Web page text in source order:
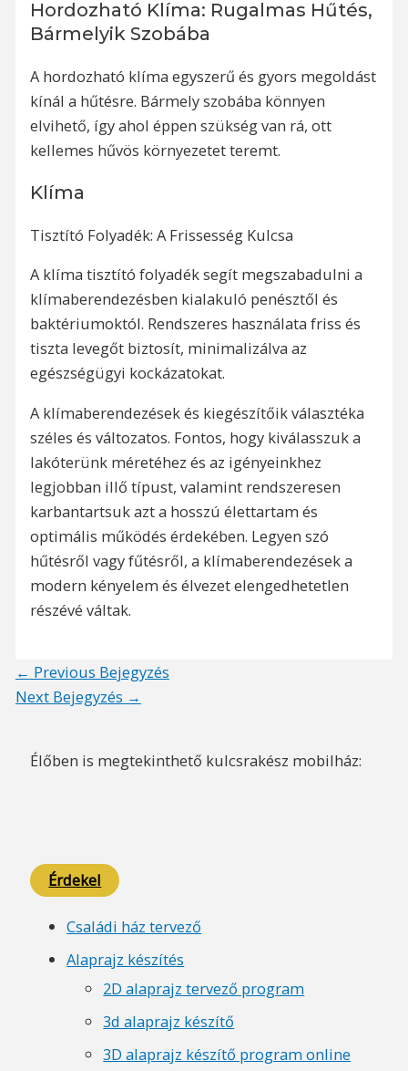
Hordozható Klíma: Rugalmas Hűtés,
Bármelyik Szobába
A hordozható klíma egyszerű és gyors megoldást
kínál a hűtésre. Bármely szobába könnyen
elvihető, így ahol éppen szükség van rá, ott
kellemes hűvös környezetet teremt.
Klíma
Tisztító Folyadék: A Frissesség Kulcsa
A klíma tisztító folyadék segít megszabadulni a
klímaberendezésben kialakuló penésztől és
baktériumoktól. Rendszeres használata friss és
tiszta levegőt biztosít, minimalizálva az
egészségügyi kockázatokat.
A klímaberendezések és kiegészítőik választéka
széles és változatos. Fontos, hogy kiválasszuk a
lakóterünk méretéhez és az igényeinkhez
legjobban illő típust, valamint rendszeresen
karbantartsuk azt a hosszú élettartam és
optimális működés érdekében. Legyen szó
hűtésről vagy fűtésről, a klímaberendezések a
modern kényelem és élvezet elengedhetetlen
részévé váltak.
Post
navigation
← Previous Bejegyzés
Next Bejegyzés →
Élőben is megtekinthető kulcsrakész mobilház:
Érdekel
Családi ház tervező
Alaprajz készítés
2D alaprajz tervező program
3d alaprajz készítő
3D alaprajz készítő program online